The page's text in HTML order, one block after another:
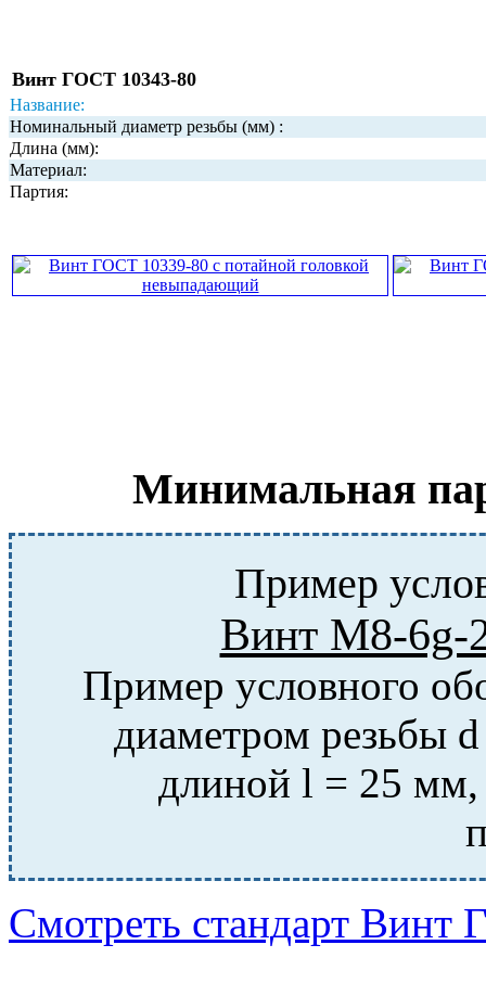
Винт ГОСТ 10343-80
Название:
Номинальный диаметр резьбы (мм) :
Длина (мм):
Материал:
Партия:
Минимальная
Пример
Винт М8-6g-
Пример условного
диаметром резьбы
длиной l = 25 мм,
Смотреть стандарт